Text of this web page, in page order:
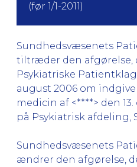
(før 1/1-2011)
Sundhedsvæsenets
tiltræder den afgørelse,
Psykiatriske
august 2006 om
medicin af <****> den
på Psykiatrisk afdeling,
Sundhedsvæsenets
ændrer den afgørelse,